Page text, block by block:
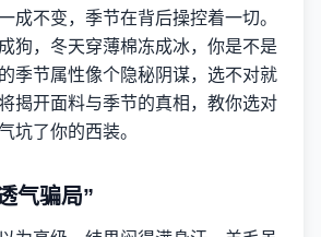
成不变，季节在背后操控着一切。
狗，冬天穿薄棉冻成冰，你是不是
季节属性像个隐秘阴谋，选不对就
揭开面料与季节的真相，教你选对
坑了你的西装。
气骗局”